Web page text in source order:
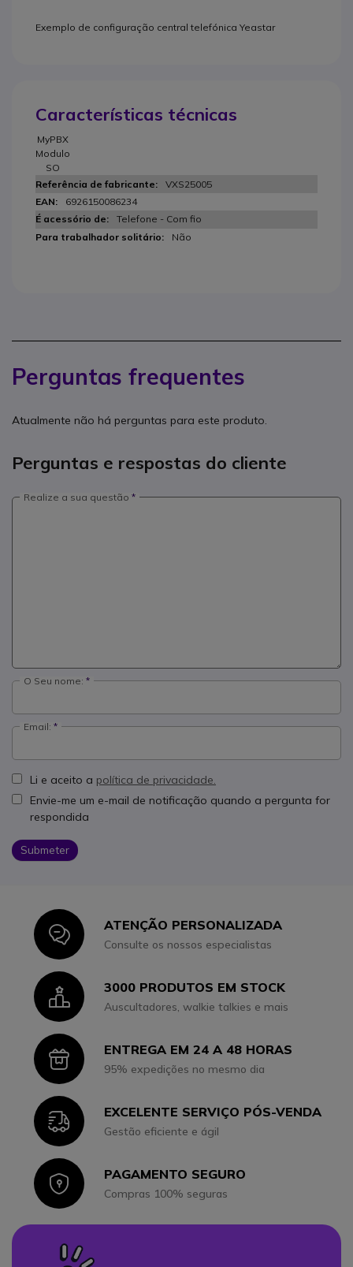
Exemplo de configuração central telefónica Yeastar
Características técnicas
MyPBX
Modulo
SO
VXS25005
6926150086234
Telefone - Com fio
Não
Perguntas frequentes
Atualmente não há perguntas para este produto.
Perguntas e respostas do cliente
Realize a sua questão
O Seu nome:
Email:
Li e aceito a política de privacidade.
Envie-me um e-mail de notificação quando a pergunta for
respondida
Submeter
IconATENÇÃO PERSONALIZADA
Consulte os nossos especialistas
Icon3000 PRODUTOS EM STOCK
Auscultadores, walkie talkies e mais
IconENTREGA EM 24 A 48 HORAS
95% expedições no mesmo dia
IconEXCELENTE SERVIÇO PÓS-VENDA
Gestão eficiente e ágil
IconPAGAMENTO SEGURO
Compras 100% seguras